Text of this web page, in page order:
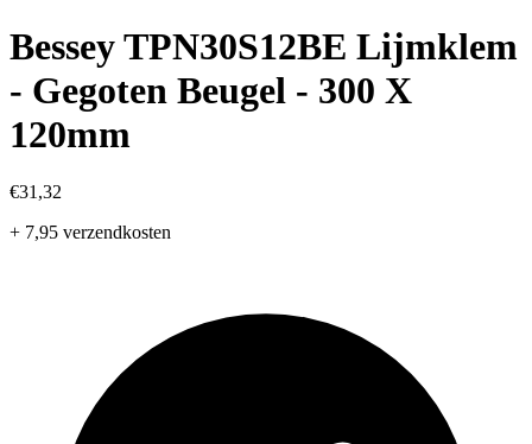
Bessey TPN30S12BE Lijmklem
- Gegoten Beugel - 300 X
120mm
€31,32
+ 7,95 verzendkosten